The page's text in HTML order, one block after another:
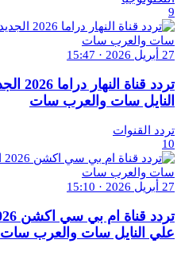
9
27 أبريل 2026 · 15:47
النايل سات والعرب سات
تردد القنوات
10
27 أبريل 2026 · 15:10
علي النايل سات والعرب سات